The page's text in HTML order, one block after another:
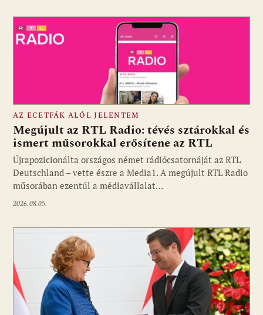
Fotó: media1.hu
AZ ECETFÁK ALÓL JELENTEM
Megújult az RTL Radio: tévés sztárokkal és
ismert műsorokkal erősítene az RTL
Újrapozicionálta országos német rádiócsatornáját az RTL
Deutschland – vette észre a Media1. A megújult RTL Radio
műsorában ezentúl a médiavállalat…
2026.08.05.